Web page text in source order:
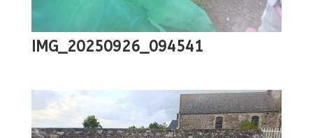
IMG_20250926_094541